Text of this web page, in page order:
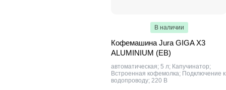
В наличии
Кофемашина Jura GIGA X3
ALUMINIUM (EB)
автоматическая; 5 л; Капучинатор;
Встроенная кофемолка; Подключение к
водопроводу; 220 В